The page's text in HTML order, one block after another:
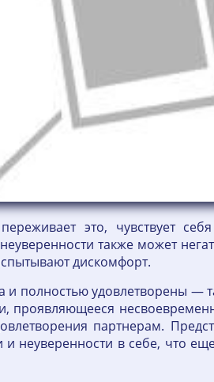
это, чувствует
также может
дискомфорт.
и полностью удовлетворены —
проявляющееся
партнерам.
неуверенности в себе, что